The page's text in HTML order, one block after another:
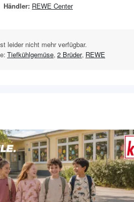
Händler: REWE Center
leider nicht mehr verfügbar.
Tiefkühlgemüse, 2 Brüder, REWE